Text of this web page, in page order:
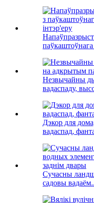
паўкаштоўнага
Незвычайны
вадаспаду,
Дэкор для
вадаспад,
Сучасны
садовы